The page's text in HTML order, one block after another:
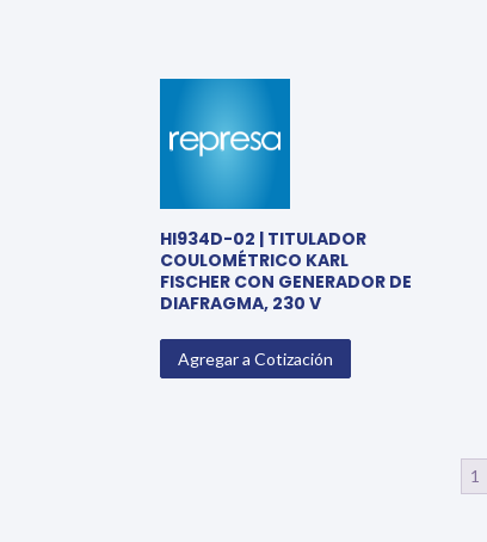
HI934D-02 | TITULADOR
COULOMÉTRICO KARL
FISCHER CON GENERADOR DE
DIAFRAGMA, 230 V
Agregar a Cotización
1